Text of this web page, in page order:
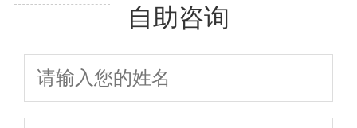
自助咨询